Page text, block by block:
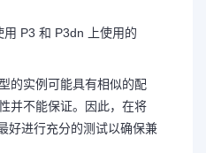
P3 和 P3dn 上使用的
实例可能具有相似的配
并不能保证。因此，在将
好进行充分的测试以确保兼